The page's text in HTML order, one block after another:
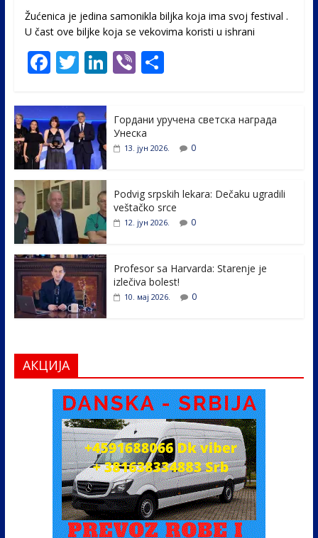
Žućenica je jedina samonikla biljka koja ima svoj festival .
U čast ovе biljke koja se vekovima koristi u ishrani
F
e
b
o
o
k
T
itt
er
Li
e
dI
Vi S
e
Гордани уручена светска награда
Унеска
13. јун 2026. 0
Podvig srpskih lekara: Dečaku ugradili
veštačko srce
12. јун 2026. 0
Profesor sa Harvarda: Starenje je
izlečiva bolest!
10. мај 2026. 0
АКЦИЈА